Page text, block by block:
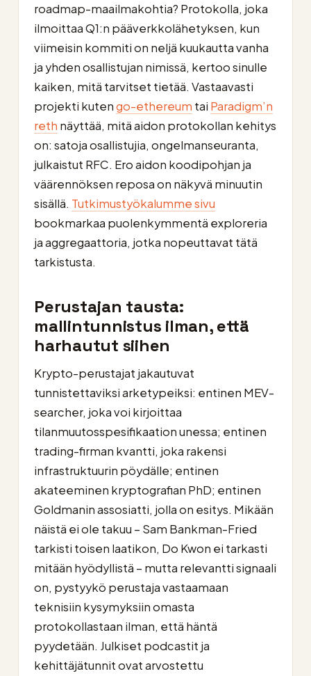
roadmap-maailmakohtia? Protokolla, joka
ilmoittaa Q1:n pääverkkolähetyksen, kun
viimeisin kommiti on neljä kuukautta vanha
ja yhden osallistujan nimissä, kertoo sinulle
kaiken, mitä tarvitset tietää. Vastaavasti
projekti kutengo-ethereum tai Paradigm’n
reth näyttää, mitä aidon protokollan kehitys
on: satoja osallistujia, ongelmanseuranta,
julkaistut RFC. Ero aidon koodipohjan ja
väärennöksen reposa on näkyvä minuutin
sisällä. Tutkimustyökalumme sivu
bookmarkaa puolenkymmentä exploreria
ja aggregaattoria, jotka nopeuttavat tätä
tarkistusta.
Perustajan tausta:
mallintunnistus ilman, että
harhautut siihen
Krypto-perustajat jakautuvat
tunnistettaviksi arketypeiksi: entinen MEV-
searcher, joka voi kirjoittaa
tilanmuutosspesifikaation unessa; entinen
trading-firman kvantti, joka rakensi
infrastruktuurin pöydälle; entinen
akateeminen kryptografian PhD; entinen
Goldmanin assosiatti, jolla on esitys. Mikään
näistä ei ole takuu – Sam Bankman-Fried
tarkisti toisen laatikon, Do Kwon ei tarkasti
mitään hyödyllistä – mutta relevantti signaali
on, pystyykö perustaja vastaamaan
teknisiin kysymyksiin omasta
protokollastaan ilman, että häntä
pyydetään. Julkiset podcastit ja
kehittäjätunnit ovat arvostettu